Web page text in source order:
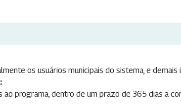
os usuários municipais do sistema, e demais
programa, dentro de um prazo de 365 dias a